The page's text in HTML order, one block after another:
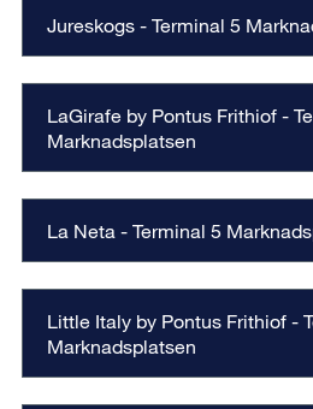
Jureskogs - Terminal 5
LaGirafe by Pontus Frithiof -
Marknadsplatsen
La Neta - Terminal 5
Little Italy by Pontus Frithiof -
Marknadsplatsen